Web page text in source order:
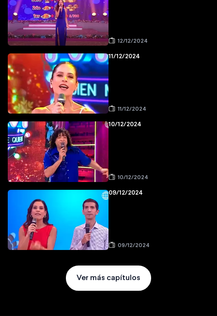
12/12/2024
11/12/2024
11/12/2024
10/12/2024
10/12/2024
09/12/2024
09/12/2024
Ver más capítulos